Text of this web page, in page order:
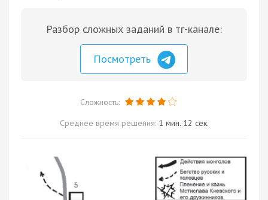
Разбор сложных заданий в тг-канале:
Посмотреть
Сложность:
Среднее время решения: 1 мин. 12 сек.